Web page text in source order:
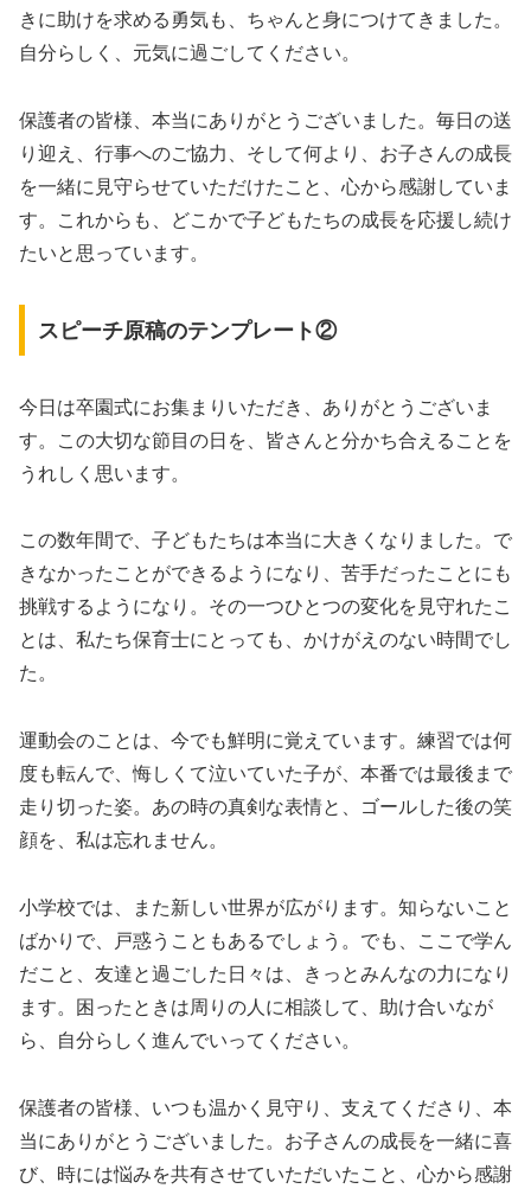
きに助けを求める勇気も、ちゃんと身につけてきました。
自分らしく、元気に過ごしてください。
保護者の皆様、本当にありがとうございました。毎日の送
り迎え、行事へのご協力、そして何より、お子さんの成長
を一緒に見守らせていただけたこと、心から感謝していま
す。これからも、どこかで子どもたちの成長を応援し続け
たいと思っています。
スピーチ原稿のテンプレート②
今日は卒園式にお集まりいただき、ありがとうございま
す。この大切な節目の日を、皆さんと分かち合えることを
うれしく思います。
この数年間で、子どもたちは本当に大きくなりました。で
きなかったことができるようになり、苦手だったことにも
挑戦するようになり。その一つひとつの変化を見守れたこ
とは、私たち保育士にとっても、かけがえのない時間でし
た。
運動会のことは、今でも鮮明に覚えています。練習では何
度も転んで、悔しくて泣いていた子が、本番では最後まで
走り切った姿。あの時の真剣な表情と、ゴールした後の笑
顔を、私は忘れません。
小学校では、また新しい世界が広がります。知らないこと
ばかりで、戸惑うこともあるでしょう。でも、ここで学ん
だこと、友達と過ごした日々は、きっとみんなの力になり
ます。困ったときは周りの人に相談して、助け合いなが
ら、自分らしく進んでいってください。
保護者の皆様、いつも温かく見守り、支えてくださり、本
当にありがとうございました。お子さんの成長を一緒に喜
び、時には悩みを共有させていただいたこと、心から感謝